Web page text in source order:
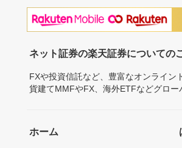
ネット証券の楽天証券についての
FXや投資信託など、豊富なオンライン
貨建てMMFやFX、海外ETFなどグロ
ホーム